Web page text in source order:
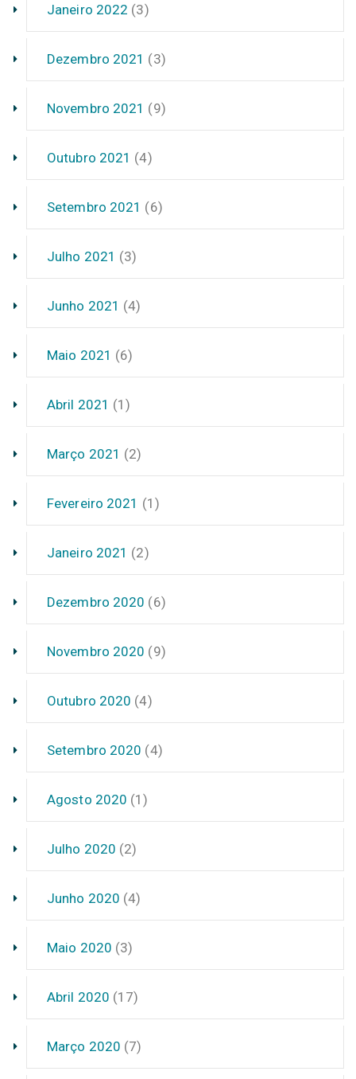
Janeiro 2022 (3)
Dezembro 2021 (3)
Novembro 2021 (9)
Outubro 2021 (4)
Setembro 2021 (6)
Julho 2021 (3)
Junho 2021 (4)
Maio 2021 (6)
Abril 2021 (1)
Março 2021 (2)
Fevereiro 2021 (1)
Janeiro 2021 (2)
Dezembro 2020 (6)
Novembro 2020 (9)
Outubro 2020 (4)
Setembro 2020 (4)
Agosto 2020 (1)
Julho 2020 (2)
Junho 2020 (4)
Maio 2020 (3)
Abril 2020 (17)
Março 2020 (7)